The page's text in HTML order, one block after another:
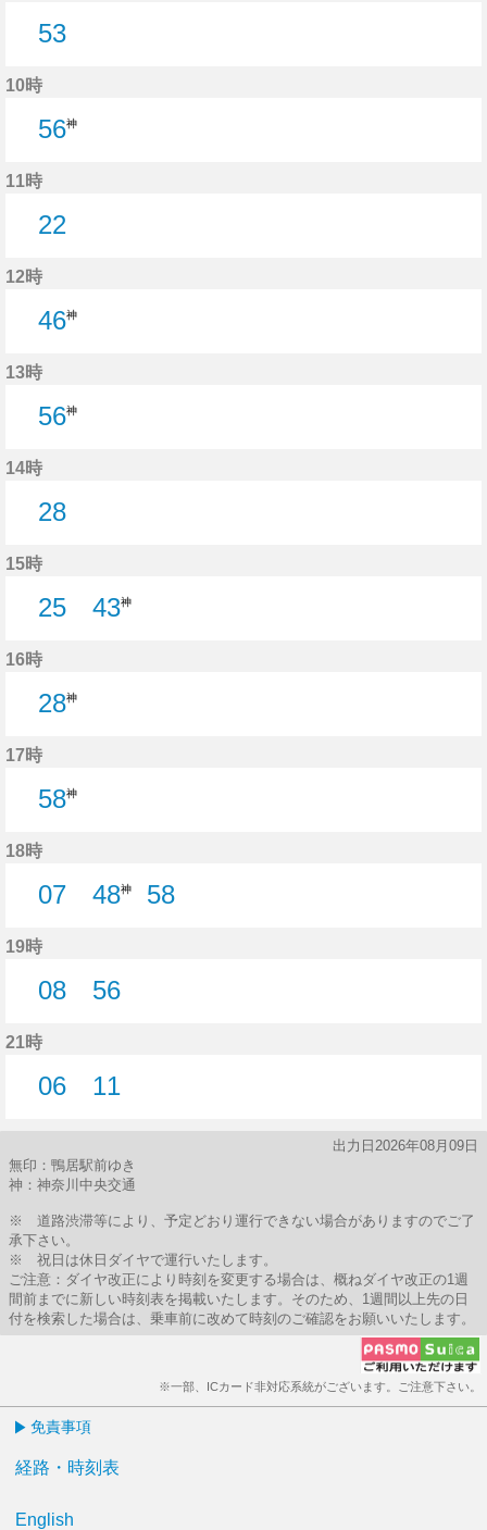
53
10時
56神
11時
22
12時
46神
13時
56神
14時
28
15時
25
43神
16時
28神
17時
58神
18時
07
48神
58
19時
08
56
21時
06
11
出力日2026年08月09日
無印：鴨居駅前ゆき
神：神奈川中央交通
※ 道路渋滞等により、予定どおり運行できない場合がありますのでご了
承下さい。
※ 祝日は休日ダイヤで運行いたします。
ご注意：ダイヤ改正により時刻を変更する場合は、概ねダイヤ改正の1週
間前までに新しい時刻表を掲載いたします。そのため、1週間以上先の日
付を検索した場合は、乗車前に改めて時刻のご確認をお願いいたします。
※一部、ICカード非対応系統がございます。ご注意下さい。
免責事項
経路・時刻表
English